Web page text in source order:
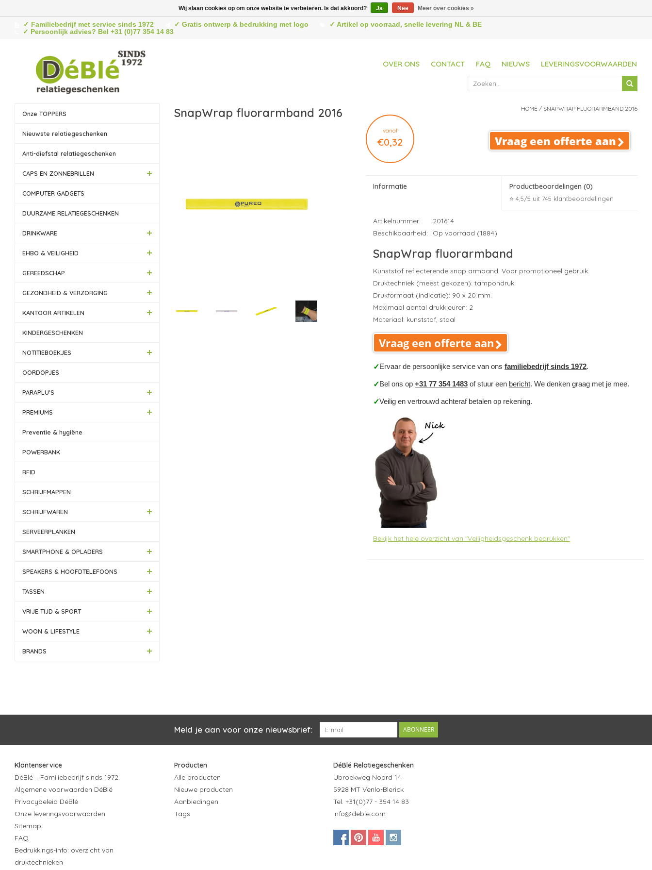
✓ Familiebedrijf met service sinds 1972 ✓ Gratis ontwerp & bedrukking met logo
✓ Artikel op voorraad, snelle levering NL & BE
✓ Persoonlijk advies? Bel +31 (0)77 354 14 83
OVER ONS CONTACT FAQ NIEUWS LEVERINGSVOORWAARDEN
Onze TOPPERS
Nieuwste relatiegeschenken
Anti-diefstal relatiegeschenken
CAPS EN ZONNEBRILLEN
COMPUTER GADGETS
DUURZAME RELATIEGESCHENKEN
DRINKWARE
EHBO & VEILIGHEID
GEREEDSCHAP
GEZONDHEID & VERZORGING
KANTOOR ARTIKELEN
KINDERGESCHENKEN
NOTITIEBOEKJES
OORDOPJES
PARAPLU'S
PREMIUMS
Preventie & hygiëne
POWERBANK
RFID
SCHRIJFMAPPEN
SCHRIJFWAREN
SERVEERPLANKEN
SMARTPHONE & OPLADERS
SPEAKERS & HOOFDTELEFOONS
TASSEN
VRIJE TIJD & SPORT
WOON & LIFESTYLE
BRANDS
SnapWrap fluorarmband 2016 HOME / SNAPWRAP FLUORARMBAND 2016
vanaf
€0,32 Vraag een offerte aan
Informatie Productbeoordelingen(0)
⭐ 4,5/5 uit 745 klantbeoordelingen
Artikelnummer:
201614
Beschikbaarheid:
Op voorraad (1884)
SnapWrap fluorarmband
Kunststof reflecterende snap armband. Voor promotioneel gebruik.
Druktechniek (meest gekozen): tampondruk
Drukformaat (indicatie): 90 x 20 mm.
Maximaal aantal drukkleuren: 2
Materiaal: kunststof, staal
Vraag een offerte aan
✓Ervaar de persoonlijke service van onsfamiliebedrijf sinds 1972.
✓Bel ons op+31 77 354 1483 of stuur een bericht. We denken graag met je mee.
✓Veilig en vertrouwd achteraf betalen op rekening.
Bekijk het hele overzicht van "Veiligheidsgeschenk bedrukken"
Meld je aan voor onze nieuwsbrief: ABONNEER
Klantenservice
DéBlé – Familiebedrijf sinds 1972
Algemene voorwaarden DéBlé
Privacybeleid DéBlé
Onze leveringsvoorwaarden
Sitemap
FAQ
Bedrukkings-info: overzicht van
druktechnieken
Producten
Alle producten
Nieuwe producten
Aanbiedingen
Tags
DéBlé Relatiegeschenken
Ubroekweg Noord 14
5928 MT Venlo-Blerick
Tel. +31(0)77 - 354 14 83
info@deble.com
Wij slaan cookies op om onze website te verbeteren. Is dat akkoord? Ja Nee Meer over cookies »